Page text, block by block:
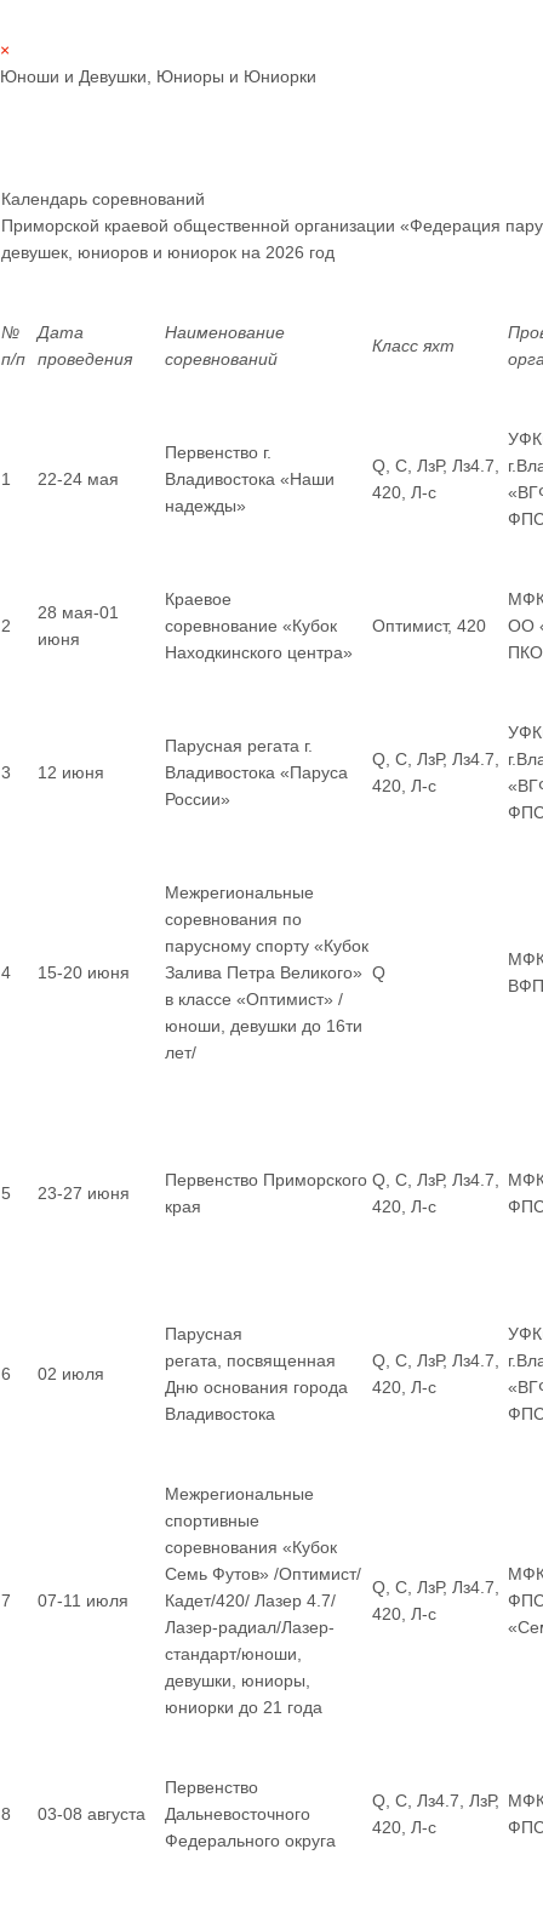
×
Юноши и Девушки, Юниоры и Юниорки
Календарь соревнований
Приморской краевой общественной организации «Федерация
девушек, юниоров и юниорок на 2026 год
№
п/п
Дата
проведения
Наименование
соревнований
Класс яхт
1 22-24 мая
Первенство г.
Владивостока «Наши
надежды»
Q, С, ЛзР, Лз4.7,
420, Л-с
2
28 мая-01
июня
Краевое
соревнование «Кубок
Находкинского центра»
Оптимист, 420
ОО
3 12 июня
Парусная регата г.
Владивостока «Паруса
России»
Q, С, ЛзР, Лз4.7,
420, Л-с
4 15-20 июня
Межрегиональные
соревнования по
парусному спорту «Кубок
Залива Петра Великого»
в классе «Оптимист» /
юноши, девушки до 16ти
лет/
Q
5 23-27 июня
Первенство Приморского
края
Q, С, ЛзР, Лз4.7,
420, Л-с
6 02 июля
Парусная
регата, посвященная
Дню основания города
Владивостока
Q, С, ЛзР, Лз4.7,
420, Л-с
7 07-11 июля
Межрегиональные
спортивные
соревнования «Кубок
Семь Футов» /Оптимист/
Кадет/420/ Лазер 4.7/
Лазер-радиал/Лазер-
стандарт/юноши,
девушки, юниоры,
юниорки до 21 года
Q, С, ЛзР, Лз4.7,
420, Л-с
8 03-08 августа
Первенство
Дальневосточного
Федерального округа
Q, С, Лз4.7, ЛзР,
420, Л-с